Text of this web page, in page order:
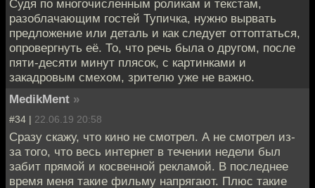
Судя по многочисленным роликам и текстам,
разоблачающим гостей Тупичка, нужно вырвать
предложение или деталь и как следует оттоптаться,
опровергнуть её. То, что речь была о другом, после
пяти-десяти минут плясок, с картинками и
закадровым смехом, зрителю уже не важно.
MedikMent »
#34 | 22.06.19 20:58
Сразу скажу, что кино не смотрел. А не смотрел из-
за того, что весь интернет в течении недели был
забит прямой и косвенной рекламой. В последнее
время меня такие фильму напрягают. Плюс такие